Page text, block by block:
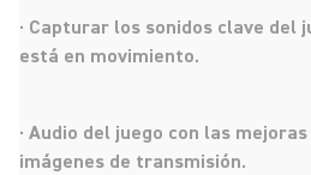
· Capturar los sonidos clave del
está en movimiento.
· Audio del juego con las
imágenes de transmisión.